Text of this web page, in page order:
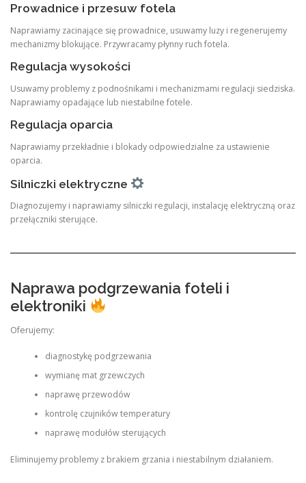
Prowadnice i przesuw fotela
Naprawiamy zacinające się prowadnice, usuwamy luzy i regenerujemy
mechanizmy blokujące. Przywracamy płynny ruch fotela.
Regulacja wysokości
Usuwamy problemy z podnośnikami i mechanizmami regulacji siedziska.
Naprawiamy opadające lub niestabilne fotele.
Regulacja oparcia
Naprawiamy przekładnie i blokady odpowiedzialne za ustawienie
oparcia.
Silniczki elektryczne
Diagnozujemy i naprawiamy silniczki regulacji, instalację elektryczną oraz
przełączniki sterujące.
Naprawa podgrzewania foteli i
elektroniki
Oferujemy:
diagnostykę podgrzewania
wymianę mat grzewczych
naprawę przewodów
kontrolę czujników temperatury
naprawę modułów sterujących
Eliminujemy problemy z brakiem grzania i niestabilnym działaniem.